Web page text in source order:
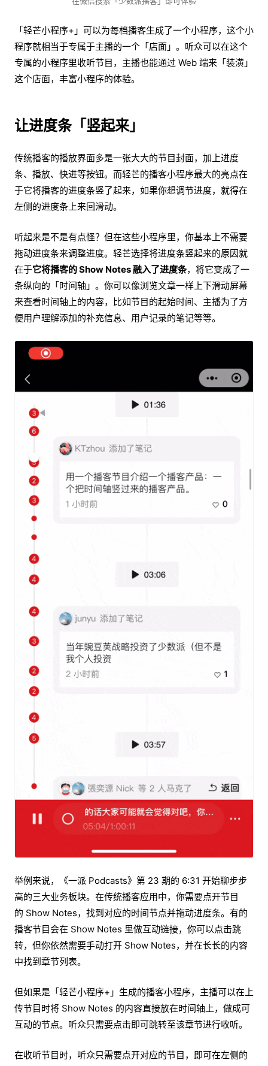
「轻芒小程序+」可以为每档播客生成了一个小程序，这个小
程序就相当于专属于主播的一个「店面」。听众可以在这个
专属的小程序里收听节目，主播也能通过 Web 端来「装潢」
这个店面，丰富小程序的体验。
让进度条「竖起来」
传统播客的播放界面多是一张大大的节目封面，加上进度
条、播放、快进等按钮。而轻芒的播客小程序最大的亮点在
于它将播客的进度条竖了起来，如果你想调节进度，就得在
左侧的进度条上来回滑动。
听起来是不是有点怪？但在这些小程序里，你基本上不需要
拖动进度条来调整进度。轻芒选择将进度条竖起来的原因就
在于它将播客的 Show Notes 融入了进度条，将它变成了一
条纵向的「时间轴」。你可以像浏览文章一样上下滑动屏幕
来查看时间轴上的内容，比如节目的起始时间、主播为了方
便用户理解添加的补充信息、用户记录的笔记等等。
举例来说，《一派 Podcasts》第 23 期的 6:31 开始聊步步
高的三大业务板块。在传统播客应用中，你需要点开节目
的 Show Notes，找到对应的时间节点并拖动进度条。有的
播客节目会在 Show Notes 里做互动链接，你可以点击跳
转，但你依然需要手动打开 Show Notes，并在长长的内容
中找到章节列表。
但如果是「轻芒小程序+」生成的播客小程序，主播可以在上
传节目时将 Show Notes 的内容直接放在时间轴上，做成可
互动的节点。听众只需要点击即可跳转至该章节进行收听。
在收听节目时，听众只需要点开对应的节目，即可在左侧的